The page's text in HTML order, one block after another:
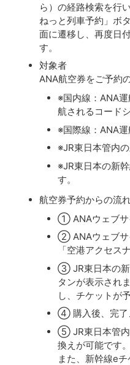
ら）の経路検索を行
ねっと列車予約」ボ
面に遷移し、再度日
す。
対象者
ANA航空券をご予約
※国内線：ANA
航されるコードシ
※国際線：ANA
※JR東日本管内
※JR東日本の新
す。
航空券予約からの流
① ANAウェブサ
② ANAウェブサ
「空港アクセス
③ JR東日本の新
タンが表示され
し、チケットが
④ 購入後、完了
⑤ JR東日本管内
換えが可能です。
また、新幹線e